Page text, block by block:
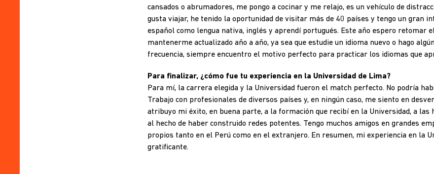
cansados o abrumadores, me pongo a cocinar y me relajo, es un vehículo de
gusta viajar, he tenido la oportunidad de visitar más de 40 países y tengo un gran
español como lengua nativa, inglés y aprendí portugués. Este año espero retomar
mantenerme actualizado año a año, ya sea que estudie un idioma nuevo o hago
frecuencia, siempre encuentro el motivo perfecto para practicar los idiomas que
Para finalizar, ¿cómo fue tu experiencia en la Universidad de Lima?
Para mí, la carrera elegida y la Universidad fueron el match perfecto. No podría
Trabajo con profesionales de diversos países y, en ningún caso, me siento en
atribuyo mi éxito, en buena parte, a la formación que recibí en la Universidad, a
al hecho de haber construido redes potentes. Tengo muchos amigos en grandes
propios tanto en el Perú como en el extranjero. En resumen, mi experiencia en la
gratificante.